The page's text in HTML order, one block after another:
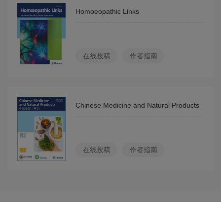
Homoeopathic Links
在线投稿 作者指南
Chinese Medicine and Natural Products
在线投稿 作者指南